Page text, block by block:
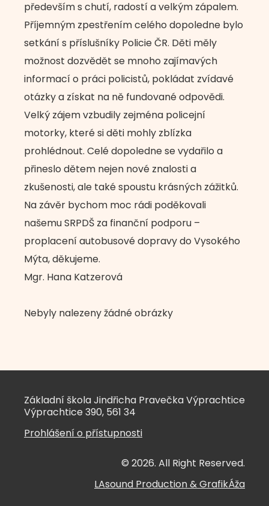
především s chutí, radostí a velkým zápalem.
Příjemným zpestřením celého dopoledne bylo
setkání s příslušníky Policie ČR. Děti měly
možnost dozvědět se mnoho zajímavých
informací o práci policistů, pokládat zvídavé
otázky a získat na ně fundované odpovědi.
Velký zájem vzbudily zejména policejní
motorky, které si děti mohly zblízka
prohlédnout. Celé dopoledne se vydařilo a
přineslo dětem nejen nové znalosti a
zkušenosti, ale také spoustu krásných zážitků.
Na závěr bychom moc rádi poděkovali
našemu SRPDŠ za finanční podporu –
proplacení autobusové dopravy do Vysokého
Mýta, děkujeme.
Mgr. Hana Katzerová
Nebyly nalezeny žádné obrázky
Základní škola Jindřicha Pravečka Výprachtice
Výprachtice 390, 561 34
Prohlášení o přístupnosti
© 2026. All Right Reserved.
LAsound Production&GrafikÁža